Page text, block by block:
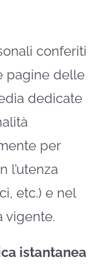
conferiti
pagine delle
dedicate
per
l’utenza
etc.) e nel
vigente.
istantanea